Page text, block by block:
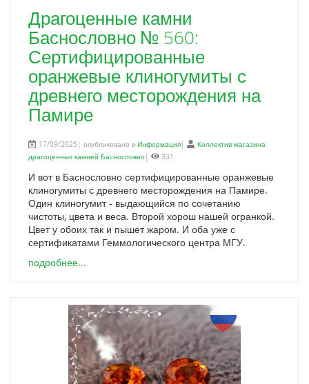
Драгоценные камни
Баснословно № 560:
Сертифицированные
оранжевые клиногумиты с
древнего месторождения на
Памире
17/09/2025| опубликовано в Информация|
Коллектив магазина
драгоценных камней Баснословно| 331
И вот в Баснословно сертифицированные оранжевые
клиногумиты с древнего месторождения на Памире.
Один клиногумит - выдающийся по сочетанию
чистоты, цвета и веса. Второй хорош нашей огранкой.
Цвет у обоих так и пышет жаром. И оба уже с
сертификатами Геммологического центра МГУ.
подробнее...